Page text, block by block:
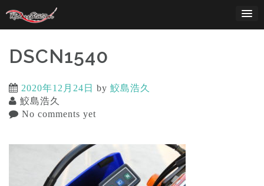
content
DSCN1540
2020年12月24日 by 鮫島浩久
鮫島浩久
No comments yet